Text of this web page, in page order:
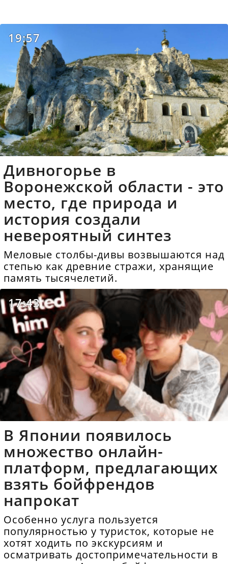
19:57
Дивногорье в
Воронежской области - это
место, где природа и
история создали
невероятный синтез
Меловые столбы-дивы возвышаются над
степью как древние стражи, хранящие
память тысячелетий.
17:43
В Японии появилось
множество онлайн-
платформ, предлагающих
взять бойфрендов
напрокат
Особенно услуга пользуется
популярностью у туристок, которые не
хотят ходить по экскурсиям и
осматривать достопримечательности в